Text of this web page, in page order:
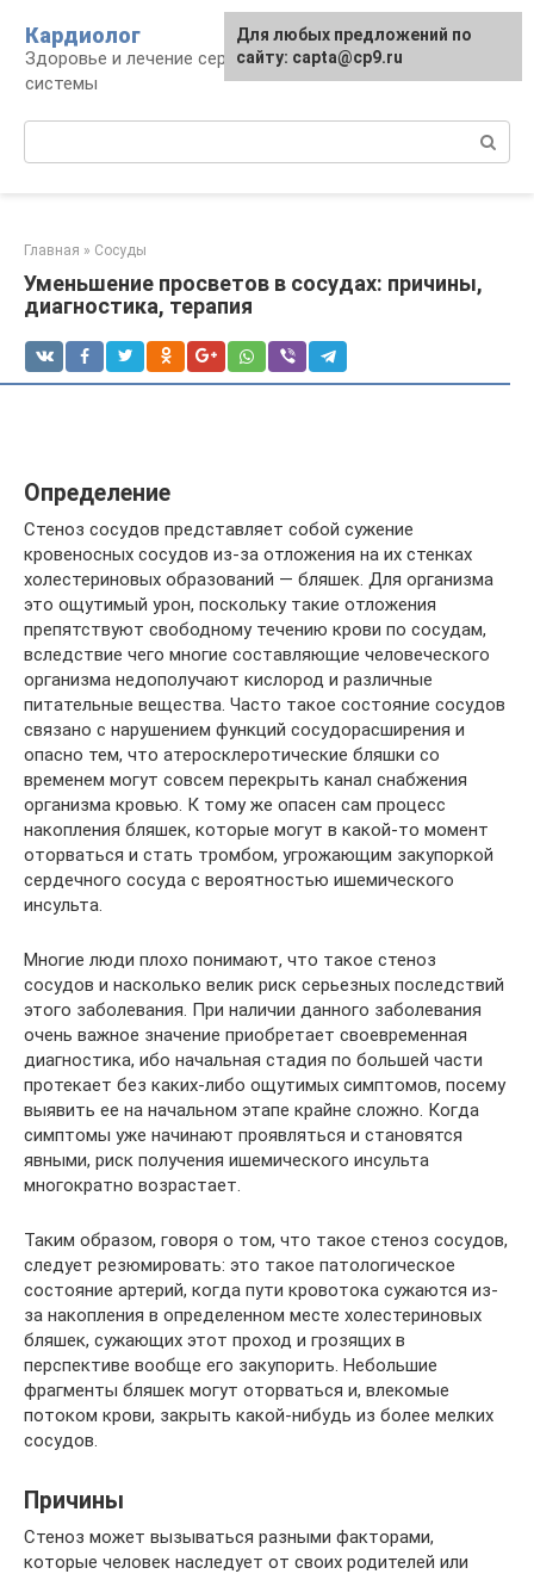
контенту
Кардиолог
Здоровье и лечение сердечно-сосудистой
системы
Главная » Сосуды
Уменьшение просветов в сосудах: причины,
диагностика, терапия
Определение
Стеноз сосудов представляет собой сужение
кровеносных сосудов из-за отложения на их стенках
холестериновых образований — бляшек. Для организма
это ощутимый урон, поскольку такие отложения
препятствуют свободному течению крови по сосудам,
вследствие чего многие составляющие человеческого
организма недополучают кислород и различные
питательные вещества. Часто такое состояние сосудов
связано с нарушением функций сосудорасширения и
опасно тем, что атеросклеротические бляшки со
временем могут совсем перекрыть канал снабжения
организма кровью. К тому же опасен сам процесс
накопления бляшек, которые могут в какой-то момент
оторваться и стать тромбом, угрожающим закупоркой
сердечного сосуда с вероятностью ишемического
инсульта.
Многие люди плохо понимают, что такое стеноз
сосудов и насколько велик риск серьезных последствий
этого заболевания. При наличии данного заболевания
очень важное значение приобретает своевременная
диагностика, ибо начальная стадия по большей части
протекает без каких-либо ощутимых симптомов, посему
выявить ее на начальном этапе крайне сложно. Когда
симптомы уже начинают проявляться и становятся
явными, риск получения ишемического инсульта
многократно возрастает.
Таким образом, говоря о том, что такое стеноз сосудов,
следует резюмировать: это такое патологическое
состояние артерий, когда пути кровотока сужаются из-
за накопления в определенном месте холестериновых
бляшек, сужающих этот проход и грозящих в
перспективе вообще его закупорить. Небольшие
фрагменты бляшек могут оторваться и, влекомые
потоком крови, закрыть какой-нибудь из более мелких
сосудов.
Причины
Стеноз может вызываться разными факторами,
которые человек наследует от своих родителей или
Для любых предложений по
сайту: capta@cp9.ru